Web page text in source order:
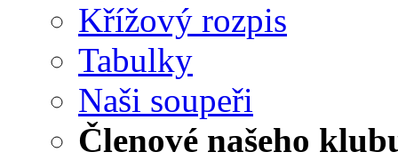
Křížový rozpis
Tabulky
Naši soupeři
Členové našeho